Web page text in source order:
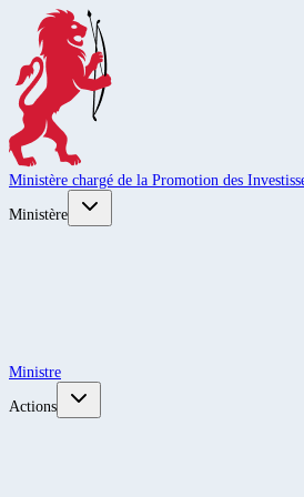
Ministère chargé de la Promotion des
Ministère
Ministre
Actions